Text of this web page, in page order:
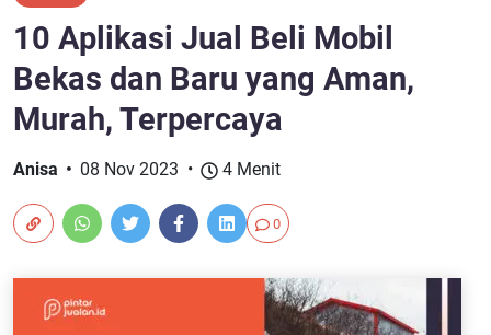
10 Aplikasi Jual Beli Mobil
Bekas dan Baru yang Aman,
Murah, Terpercaya
Anisa 08 Nov 2023 4 Menit
0